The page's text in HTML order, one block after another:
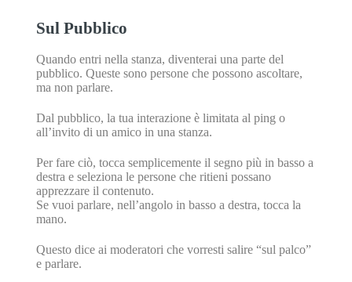
Sul Pubblico
Quando entri nella stanza, diventerai una parte del
pubblico. Queste sono persone che possono ascoltare,
ma non parlare.
Dal pubblico, la tua interazione è limitata al ping o
all’invito di un amico in una stanza.
Per fare ciò, tocca semplicemente il segno più in basso a
destra e seleziona le persone che ritieni possano
apprezzare il contenuto.
Se vuoi parlare, nell’angolo in basso a destra, tocca la
mano.
Questo dice ai moderatori che vorresti salire “sul palco”
e parlare.